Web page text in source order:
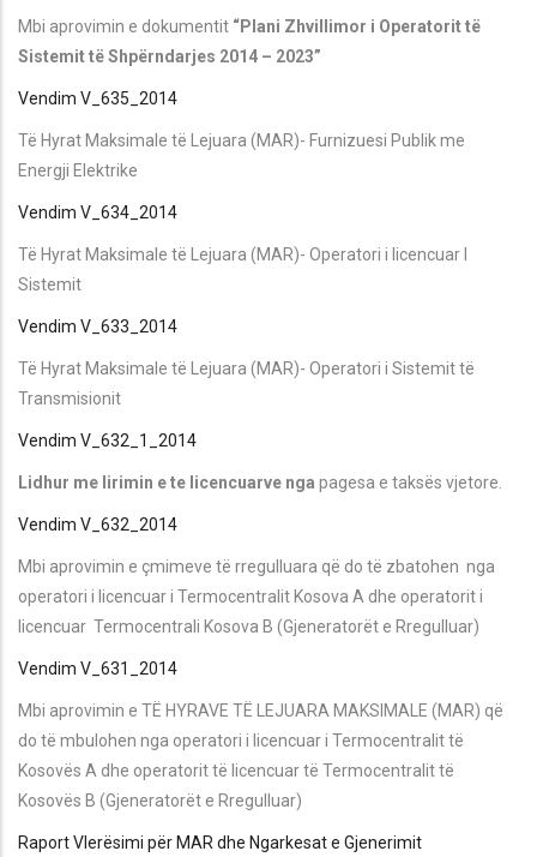
Mbi aprovimin e dokumentit “Plani Zhvillimor i Operatorit të
Sistemit të Shpërndarjes 2014 – 2023”
Vendim V_635_2014
Të Hyrat Maksimale të Lejuara (MAR)- Furnizuesi Publik me
Energji Elektrike
Vendim V_634_2014
Të Hyrat Maksimale të Lejuara (MAR)- Operatori i licencuar I
Sistemit
Vendim V_633_2014
Të Hyrat Maksimale të Lejuara (MAR)- Operatori i Sistemit të
Transmisionit
Vendim V_632_1_2014
Lidhur me lirimin e te licencuarve nga pagesa e taksës vjetore.
Vendim V_632_2014
Mbi aprovimin e çmimeve të rregulluara që do të zbatohen nga
operatori i licencuar i Termocentralit Kosova A dhe operatorit i
licencuar Termocentrali Kosova B (Gjeneratorët e Rregulluar)
Vendim V_631_2014
Mbi aprovimin e TË HYRAVE TË LEJUARA MAKSIMALE (MAR) që
do të mbulohen nga operatori i licencuar i Termocentralit të
Kosovës A dhe operatorit të licencuar të Termocentralit të
Kosovës B (Gjeneratorët e Rregulluar)
Raport Vlerësimi për MAR dhe Ngarkesat e Gjenerimit